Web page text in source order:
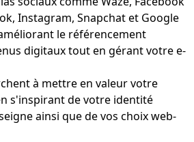
Instagram, Snapchat et Google
le référencement
digitaux tout en gérant votre e-
à mettre en valeur votre
s'inspirant de votre identité
ainsi que de vos choix web-